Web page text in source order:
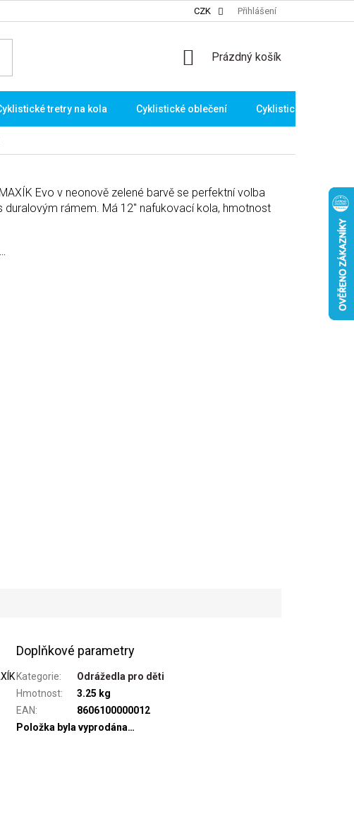
CZK Přihlášení
NÁKUPNÍ
Prázdný košík
tretry na kola Cyklistické oblečení Cyklistické brýle
Evo v neonově zelené barvě se perfektní volba
duralovým rámem. Má 12" nafukovací kola, hmotnost
Doplňkové parametry
Kategorie:
Odrážedla pro děti
Hmotnost:
3.25 kg
EAN:
8606100000012
Položka byla vyprodána…